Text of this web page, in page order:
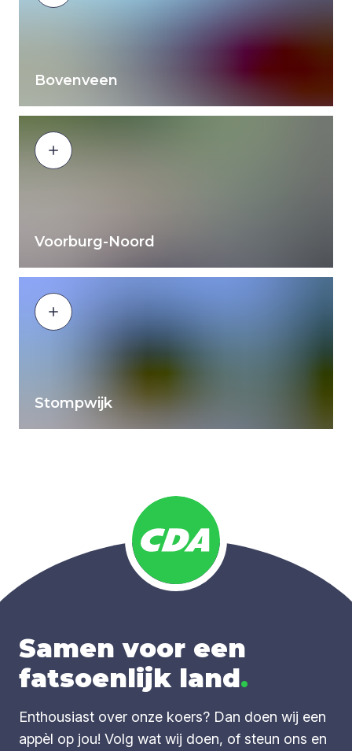
Bovenveen
Voorburg-Noord
Stompwijk
Samen voor een
fatsoenlijk land.
Enthousiast over onze koers? Dan doen wij een
appèl op jou! Volg wat wij doen, of steun ons en